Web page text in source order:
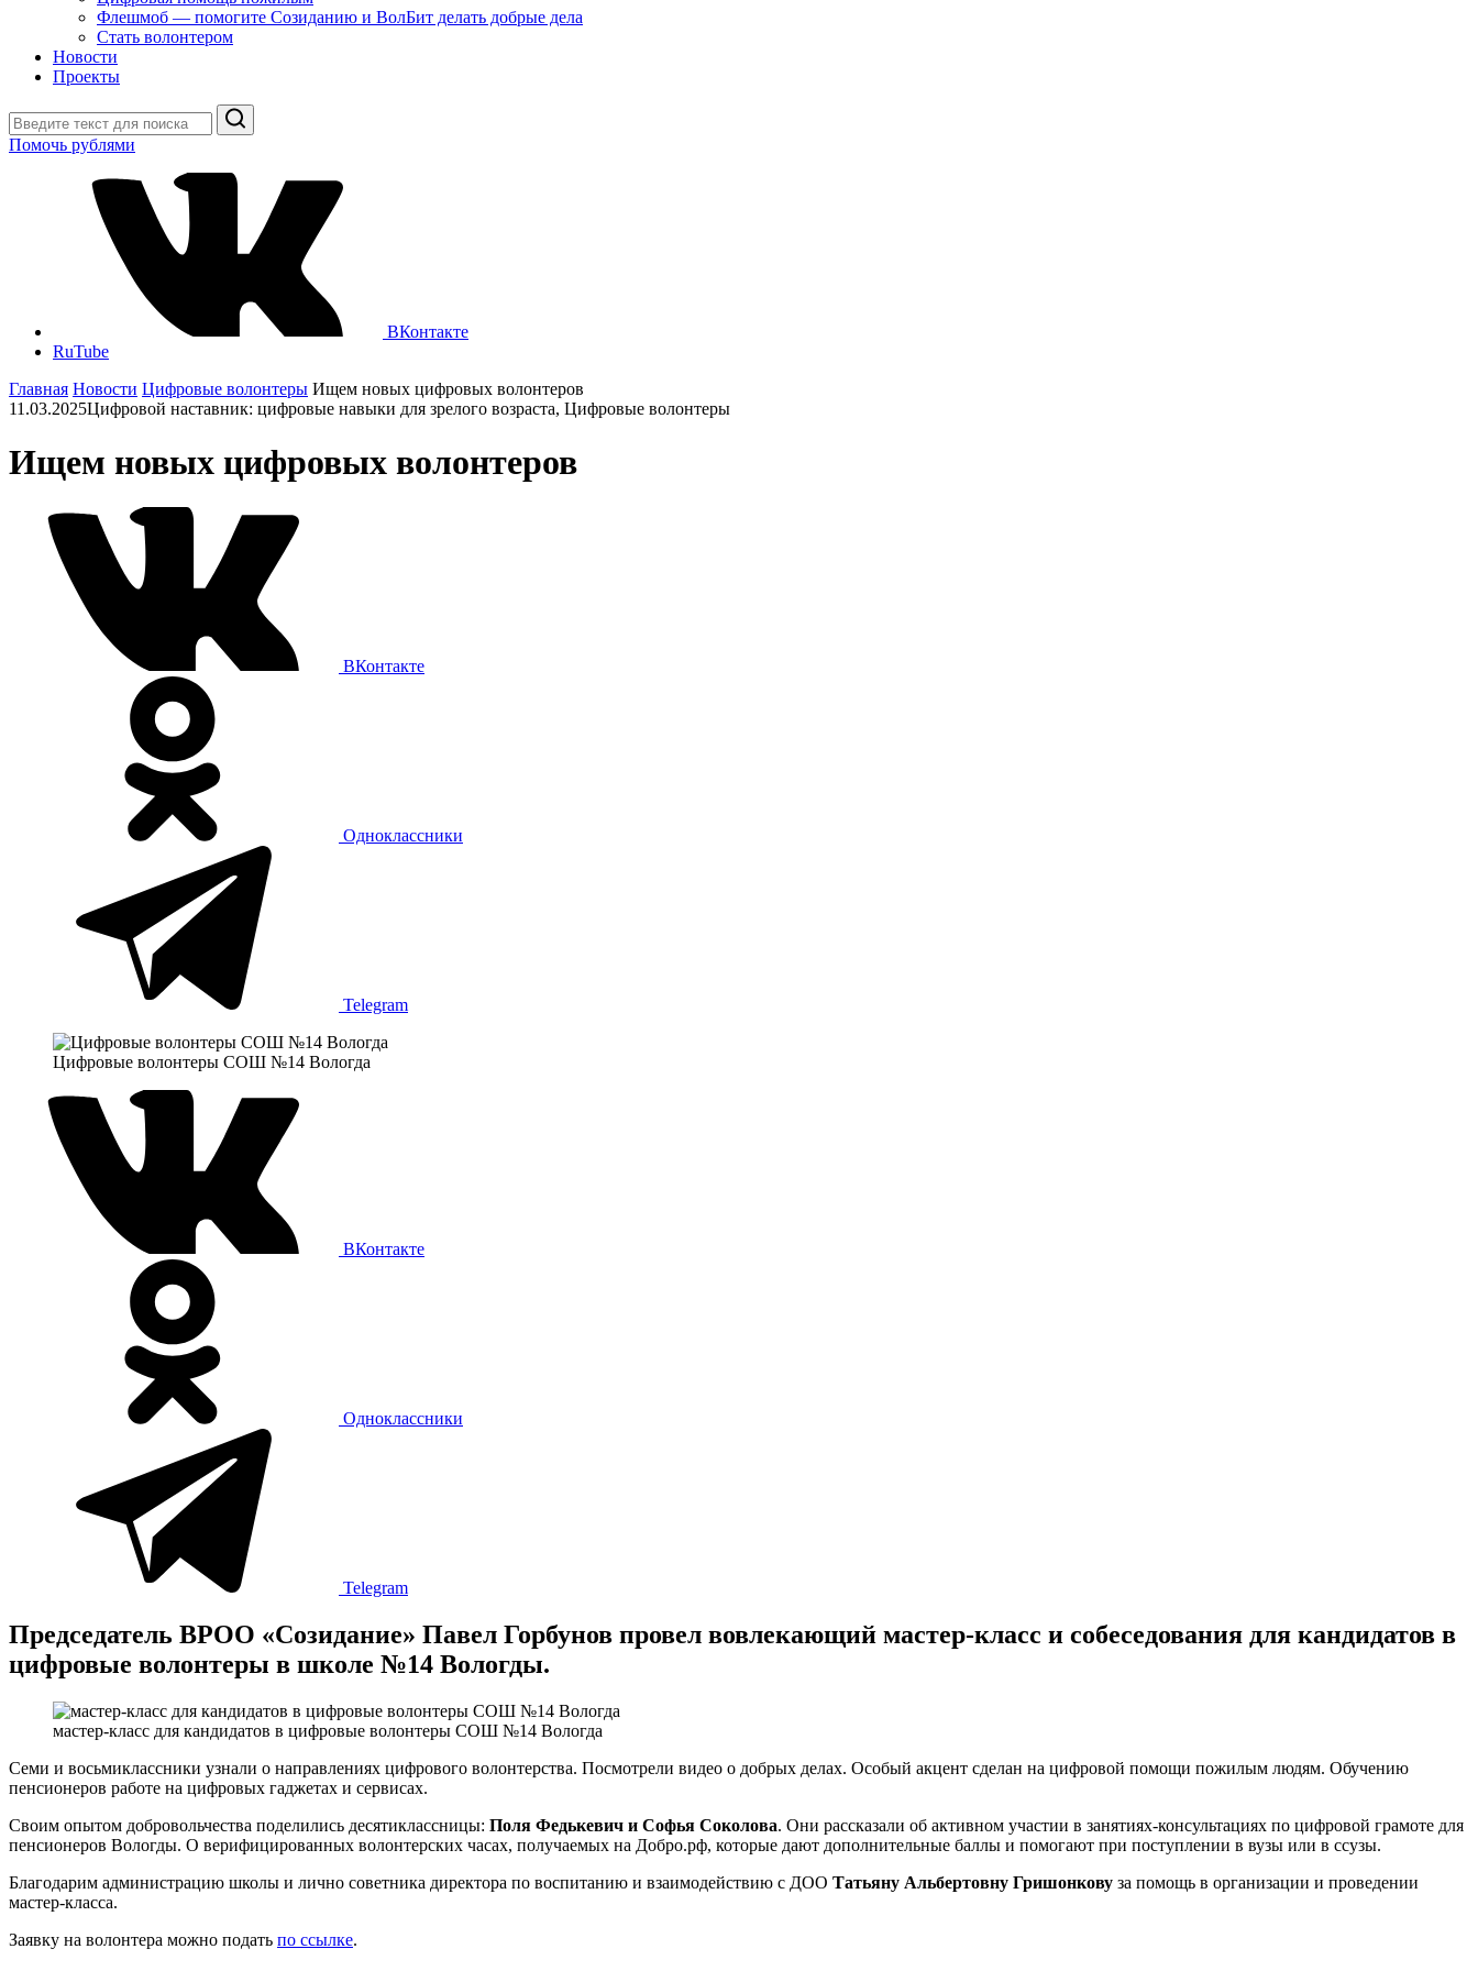
Флешмоб — помогите Созиданию и ВолБит делать добрые дела
Стать волонтером
Новости
Проекты
Поиск
Помочь рублями
ВКонтакте
RuTube
Главная Новости Цифровые волонтеры Ищем новых цифровых волонтеров
11.03.2025Цифровой наставник: цифровые навыки для зрелого возраста, Цифровые волонтеры
Ищем новых цифровых волонтеров
ВКонтакте
Одноклассники
Telegram
Цифровые волонтеры СОШ №14 Вологда
ВКонтакте
Одноклассники
Telegram
Председатель ВРОО «Созидание» Павел Горбунов провел вовлекающий мастер-класс и собеседования для кандидатов в
цифровые волонтеры в школе №14 Вологды.
мастер-класс для кандидатов в цифровые волонтеры СОШ №14 Вологда
Семи и восьмиклассники узнали о направлениях цифрового волонтерства. Посмотрели видео о добрых делах. Особый акцент сделан на цифровой помощи пожилым людям. Обучению
пенсионеров работе на цифровых гаджетах и сервисах.
Своим опытом добровольчества поделились десятиклассницы: Поля Федькевич и Софья Соколова. Они рассказали об активном участии в занятиях-консультациях по цифровой грамоте для
пенсионеров Вологды. О верифицированных волонтерских часах, получаемых на Добро.рф, которые дают дополнительные баллы и помогают при поступлении в вузы или в ссузы.
Благодарим администрацию школы и лично советника директора по воспитанию и взаимодействию с ДОО Татьяну Альбертовну Гришонкову за помощь в организации и проведении
мастер-класса.
Заявку на волонтера можно подать по ссылке.